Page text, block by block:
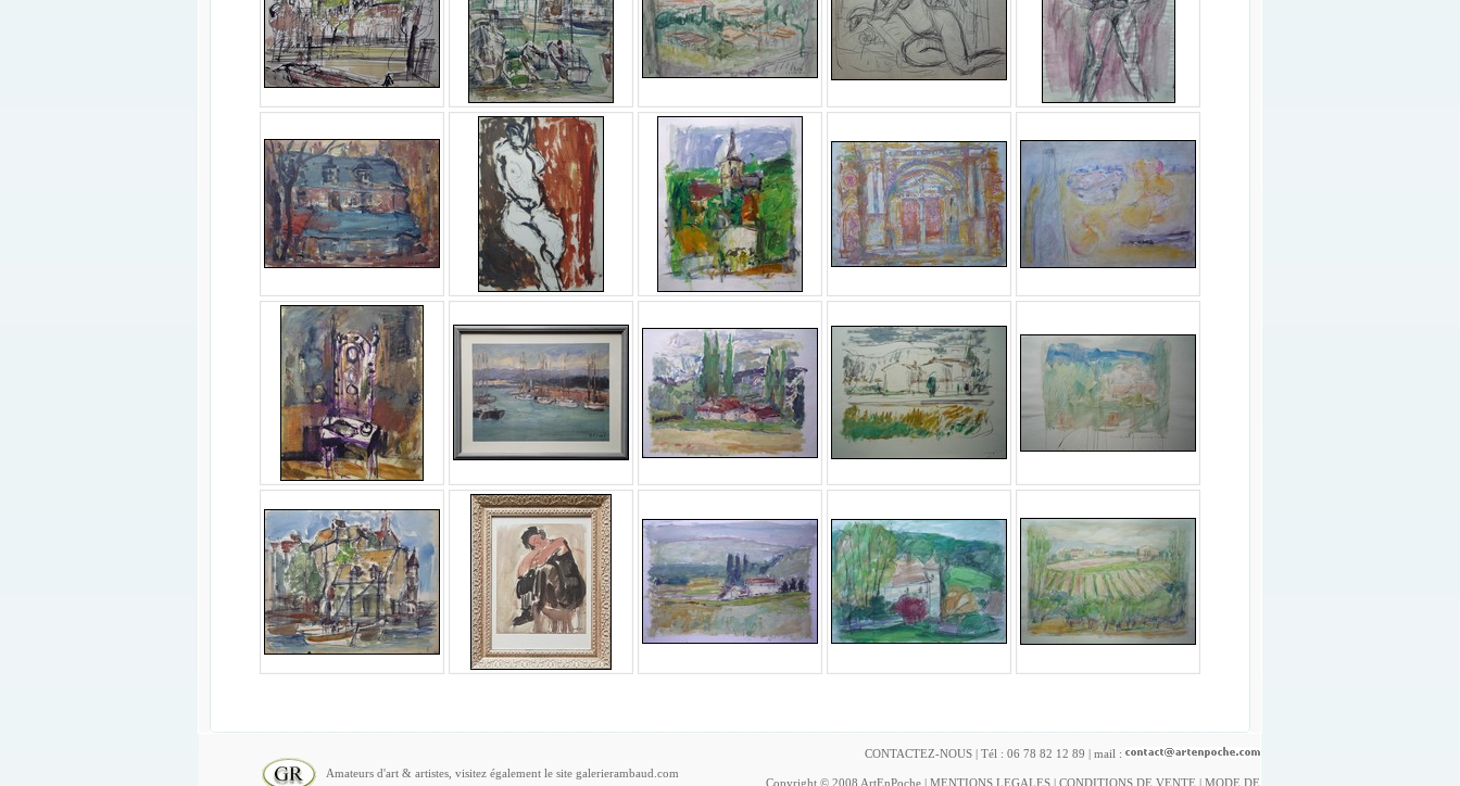
Amateurs d'art & artistes, visitez également le site galerierambaud.com
CONTACTEZ-NOUS | Tél : 06 78 82 12 89 | mail :
Copyright © 2008 ArtEnPoche | MENTIONS LEGALES | CONDITIONS DE VENTE | MODE DE